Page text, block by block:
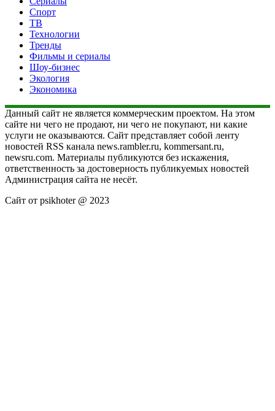
Спорт
ТВ
Технологии
Тренды
Фильмы и сериалы
Шоу-бизнес
Экология
Экономика
Данный сайт не является коммерческим проектом. На этом
сайте ни чего не продают, ни чего не покупают, ни какие
услуги не оказываются. Сайт представляет собой ленту
новостей RSS канала news.rambler.ru, kommersant.ru,
newsru.com. Материалы публикуются без искажения,
ответственность за достоверность публикуемых новостей
Администрация сайта не несёт.
Сайт от psikhoter @ 2023